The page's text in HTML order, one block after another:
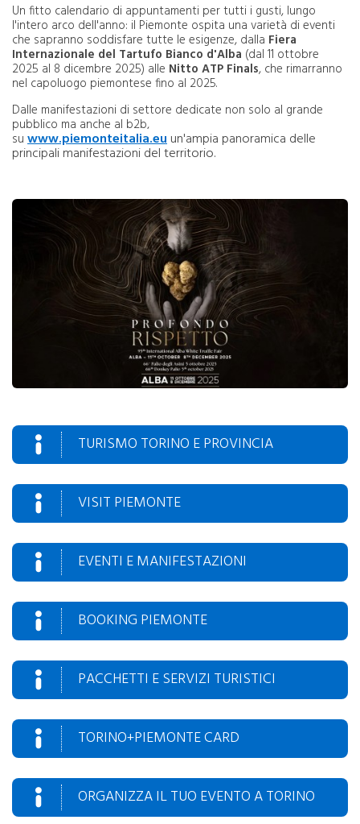
Un fitto calendario di appuntamenti per tutti i gusti, lungo
l'intero arco dell'anno: il Piemonte ospita una varietà di eventi
che sapranno soddisfare tutte le esigenze, dalla Fiera
Internazionale del Tartufo Bianco d'Alba (dal 11 ottobre
2025 al 8 dicembre 2025) alle Nitto ATP Finals, che rimarranno
nel capoluogo piemontese fino al 2025.
Dalle manifestazioni di settore dedicate non solo al grande
pubblico ma anche al b2b,
su www.piemonteitalia.euun'ampia panoramica delle
principali manifestazioni del territorio.
TURISMO TORINO E PROVINCIA
VISIT PIEMONTE
EVENTI E MANIFESTAZIONI
BOOKING PIEMONTE
PACCHETTI E SERVIZI TURISTICI
TORINO+PIEMONTE CARD
ORGANIZZA IL TUO EVENTO A TORINO